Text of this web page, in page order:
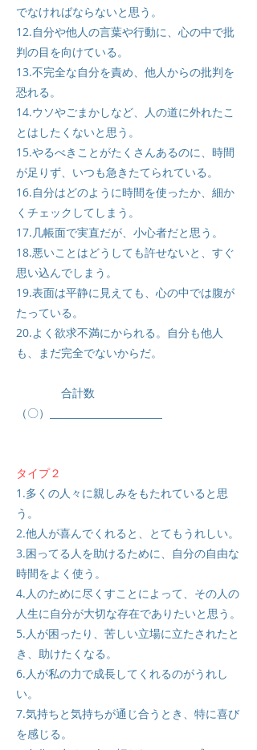
でなければならないと思う。
12.自分や他人の言葉や行動に、心の中で批
判の目を向けている。
13.不完全な自分を責め、他人からの批判を
恐れる。
14.ウソやごまかしなど、人の道に外れたこ
とはしたくないと思う。
15.やるべきことがたくさんあるのに、時間
が足りず、いつも急きたてられている。
16.自分はどのように時間を使ったか、細か
くチェックしてしまう。
17.几帳面で実直だが、小心者だと思う。
18.悪いことはどうしても許せないと、すぐ
思い込んでしまう。
19.表面は平静に見えても、心の中では腹が
たっている。
20.よく欲求不満にかられる。自分も他人
も、まだ完全でないからだ。
合計数
（〇）
タイプ２
1.多くの人々に親しみをもたれていると思
う。
2.他人が喜んでくれると、とてもうれしい。
3.困ってる人を助けるために、自分の自由な
時間をよく使う。
4.人のために尽くすことによって、その人の
人生に自分が大切な存在でありたいと思う。
5.人が困ったり、苦しい立場に立たされたと
き、助けたくなる。
6.人が私の力で成長してくれるのがうれし
い。
7.気持ちと気持ちが通じ合うとき、特に喜び
を感じる。